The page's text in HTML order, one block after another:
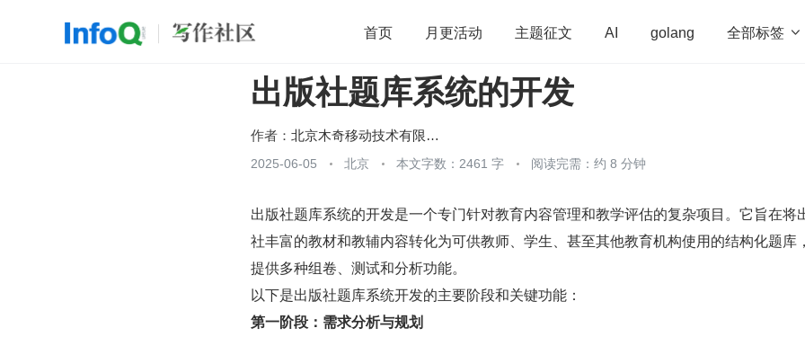
首页 月更活动 主题征文 AI golang 全部标签 
开源 架构 OpenHarmony 算法
团队管理 程序员
出版社题库系统的开发
作者： 北京木奇移动技术有限公司
2025-06-05 北京 本文字数：2461 字 阅读完需：约 8 分钟
出版社题库系统的开发是一个专门针对教育内容管理和教学评估的复杂项目。它旨在将
社丰富的教材和教辅内容转化为可供教师、学生、甚至其他教育机构使用的结构化题库
提供多种组卷、测试和分析功能。
以下是出版社题库系统开发的主要阶段和关键功能：
第一阶段：需求分析与规划